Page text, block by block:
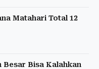
Matahari Total 12
Bisa Kalahkan